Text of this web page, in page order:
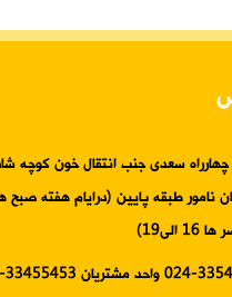
چهارراه سعدی جنب انتقال خون کوچه